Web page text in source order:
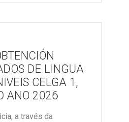
DE LINGUA
CELGA 1,
ANO 2026
a través da